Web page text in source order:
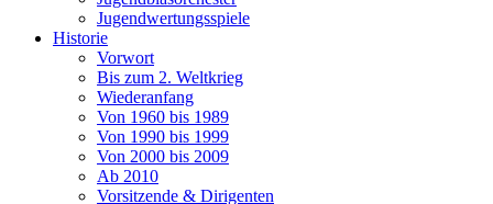
Jugendwertungsspiele
Historie
Vorwort
Bis zum 2. Weltkrieg
Wiederanfang
Von 1960 bis 1989
Von 1990 bis 1999
Von 2000 bis 2009
Ab 2010
Vorsitzende & Dirigenten